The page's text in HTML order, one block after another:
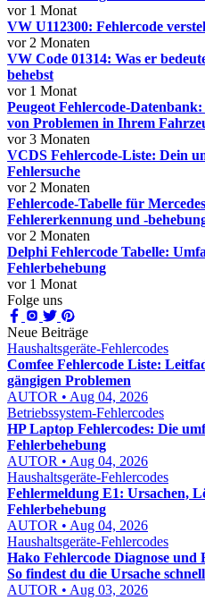
vor 1 Monat
VW U112300: Fehlercode
vor 2 Monaten
VW Code 01314: Was er
behebst
vor 1 Monat
Peugeot Fehlercode-
von Problemen in Ihrem
vor 3 Monaten
VCDS Fehlercode-Liste: Dein
Fehlersuche
vor 2 Monaten
Fehlercode-Tabelle für
Fehlererkennung und -
vor 2 Monaten
Delphi Fehlercode Tabelle:
Fehlerbehebung
vor 1 Monat
Folge uns
Neue Beiträge
Haushaltsgeräte-Fehlercodes
Comfee Fehlercode Liste:
gängigen Problemen
AUTOR • Aug 04, 2026
Betriebssystem-Fehlercodes
HP Laptop Fehlercodes: Die
Fehlerbehebung
AUTOR • Aug 04, 2026
Haushaltsgeräte-Fehlercodes
Fehlermeldung E1: Ursachen,
Fehlerbehebung
AUTOR • Aug 04, 2026
Haushaltsgeräte-Fehlercodes
Hako Fehlercode Diagnose und
So findest du die Ursache schnell
AUTOR • Aug 03, 2026